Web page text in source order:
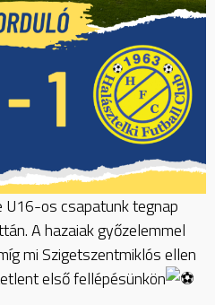
os csapatunk tegnap
A hazaiak győzelemmel
mi Szigetszentmiklós ellen
első fellépésünkön